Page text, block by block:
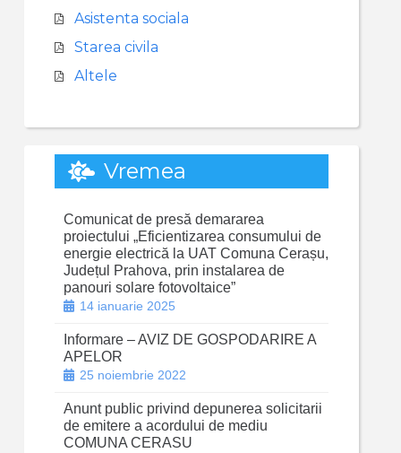
Asistenta sociala
Starea civila
Altele
Vremea
Comunicat de presă demararea
proiectului „Eficientizarea consumului de
energie electrică la UAT Comuna Cerașu,
Județul Prahova, prin instalarea de
panouri solare fotovoltaice”
14 ianuarie 2025
Informare – AVIZ DE GOSPODARIRE A
APELOR
25 noiembrie 2022
Anunt public privind depunerea solicitarii
de emitere a acordului de mediu
COMUNA CERASU